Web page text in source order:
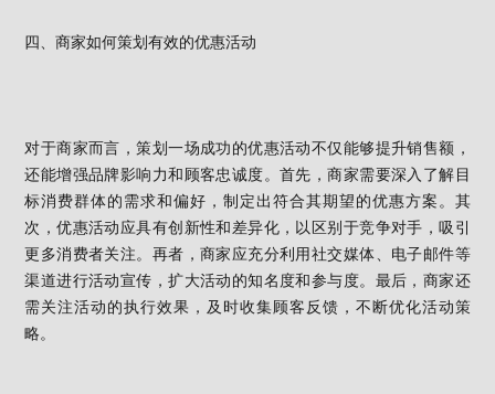
四、商家如何策划有效的优惠活动
对于商家而言，策划一场成功的优惠活动不仅能够提升销售额，
还能增强品牌影响力和顾客忠诚度。首先，商家需要深入了解目
标消费群体的需求和偏好，制定出符合其期望的优惠方案。其
次，优惠活动应具有创新性和差异化，以区别于竞争对手，吸引
更多消费者关注。再者，商家应充分利用社交媒体、电子邮件等
渠道进行活动宣传，扩大活动的知名度和参与度。最后，商家还
需关注活动的执行效果，及时收集顾客反馈，不断优化活动策
略。